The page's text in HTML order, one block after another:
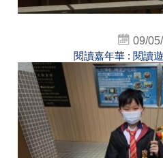
09/
閱讀嘉年華 : 閱讀